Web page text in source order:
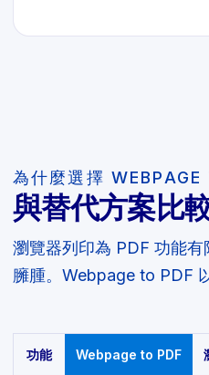
為什麼選擇 WEBPAGE
與替代方案比較
瀏覽器列印為 PDF 功能
臃腫。Webpage to PDF
功能 Webpage to PDF